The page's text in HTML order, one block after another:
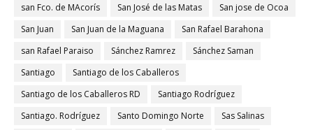
san Fco. de MAcorís
San José de las Matas
San jose de Ocoa
San Juan
San Juan de la Maguana
San Rafael Barahona
san Rafael Paraiso
Sánchez Ramrez
Sánchez Saman
Santiago
Santiago de los Caballeros
Santiago de los Caballeros RD
Santiago Rodríguez
Santiago. Rodríguez
Santo Domingo Norte
Sas Salinas